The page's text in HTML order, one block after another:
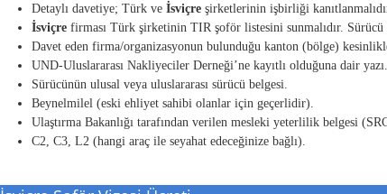
Detaylı davetiye; Türk ve İsviçreşirketlerinin işbirliği
İsviçrefirması Türk şirketinin TIR şoför listesini sunmalıdır. Sürücü
Davet eden firma/organizasyonun bulunduğu kanton (bölge)
UND-Uluslararası Nakliyeciler Derneği’ne kayıtlı olduğuna dair yazı.
Sürücünün ulusal veya uluslararası sürücü belgesi.
Beynelmilel (eski ehliyet sahibi olanlar için geçerlidir).
Ulaştırma Bakanlığı tarafından verilen mesleki yeterlilik belgesi
C2, C3, L2 (hangi araç ile seyahat edeceğinize bağlı).